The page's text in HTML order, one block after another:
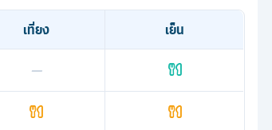
เที่ยง
เย็น
—